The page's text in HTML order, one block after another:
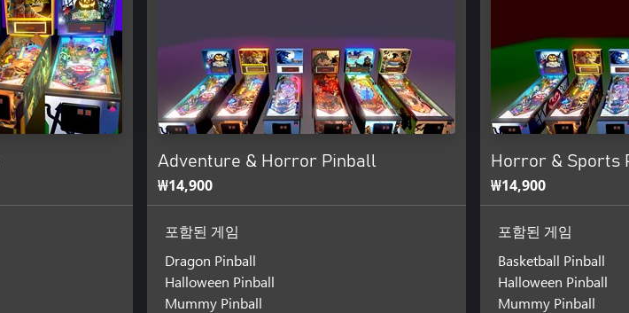
Adventure & Horror Pinball
₩14,900
포함된 게임
Dragon Pinball
Halloween Pinball
Mummy Pinball
Horror & Sports
₩14,900
포함된 게임
Basketball Pinball
Halloween Pinball
Mummy Pinball